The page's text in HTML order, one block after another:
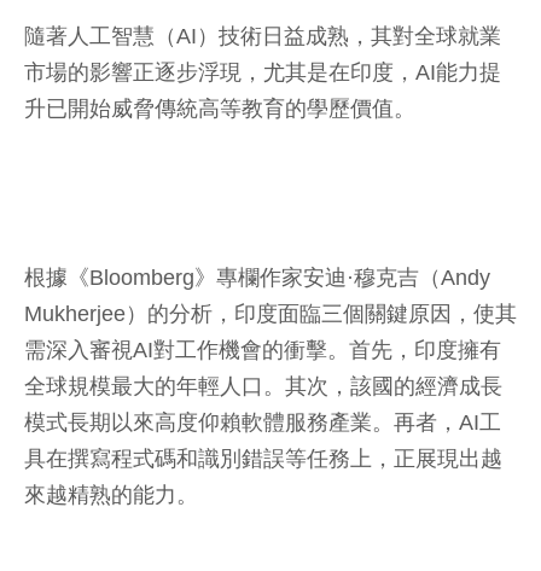
隨著人工智慧（AI）技術日益成熟，其對全球就業
市場的影響正逐步浮現，尤其是在印度，AI能力提
升已開始威脅傳統高等教育的學歷價值。
根據《Bloomberg》專欄作家安迪·穆克吉（Andy
Mukherjee）的分析，印度面臨三個關鍵原因，使其
需深入審視AI對工作機會的衝擊。首先，印度擁有
全球規模最大的年輕人口。其次，該國的經濟成長
模式長期以來高度仰賴軟體服務產業。再者，AI工
具在撰寫程式碼和識別錯誤等任務上，正展現出越
來越精熟的能力。